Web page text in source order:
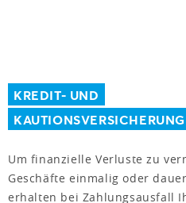
KREDIT- UND
KAUTIONSVERSICHERUNG
Um finanzielle Verluste zu
Geschäfte einmalig oder
erhalten bei Zahlungsausfall